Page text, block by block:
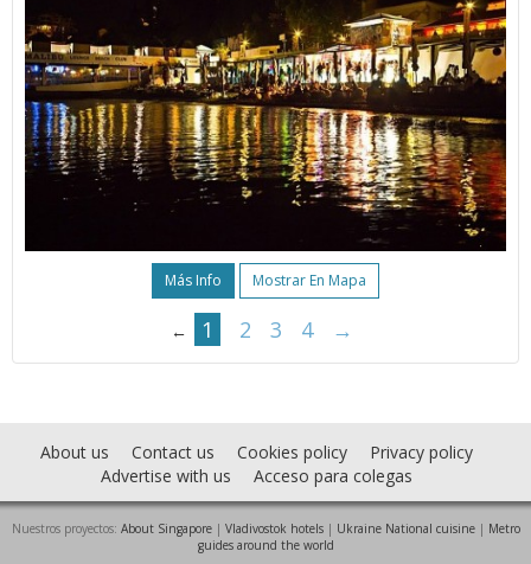
Más Info Mostrar En Mapa
← 1 2 3 4 →
About us Contact us Cookies policy
Privacy policy
Advertise with us
Acceso para colegas
Nuestros proyectos: About Singapore| Vladivostok hotels| Ukraine National cuisine| Metro
guides around the world